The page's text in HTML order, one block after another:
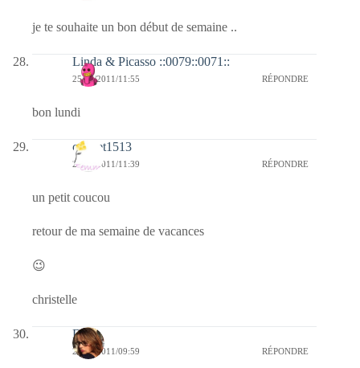
je te souhaite un bon début de semaine ..
Linda & Picasso ::0079::0071::
25/07/2011/11:55 RÉPONDRE
bon lundi
cricket1513
25/07/2011/11:39 RÉPONDRE
un petit coucou
retour de ma semaine de vacances
😉
christelle
Doria
25/07/2011/09:59 RÉPONDRE